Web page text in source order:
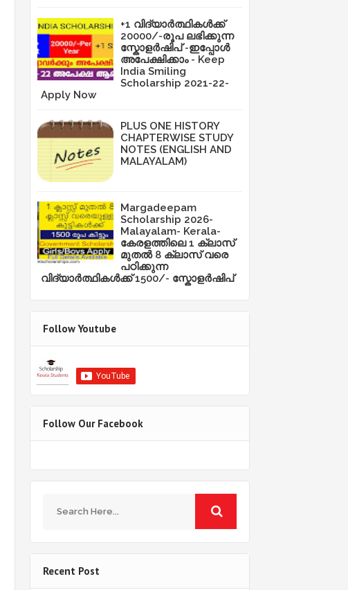
+1 വിദ്യാർത്ഥികൾക്ക്
20000/-രൂപ ലഭിക്കുന്ന
സ്കോളർഷിപ് -ഇപ്പോൾ
അപേക്ഷിക്കാം - Keep
India Smiling
Scholarship 2021-22-
Apply Now
PLUS ONE HISTORY
CHAPTERWISE STUDY
NOTES (ENGLISH AND
MALAYALAM)
Margadeepam
Scholarship 2026-
Malayalam- Kerala-
കേരളത്തിലെ 1 ക്ലാസ്
മുതൽ 8 ക്ലാസ് വരെ
പഠിക്കുന്ന
വിദ്യാർത്ഥികൾക്ക് 1500/- സ്കോളർഷിപ്
Follow Youtube
Follow Our Facebook
Recent Post